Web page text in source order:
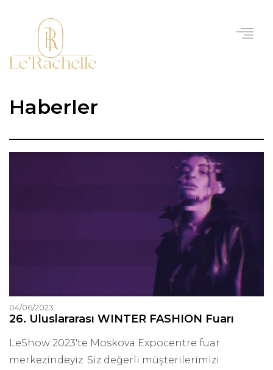
Haberler
04/06/2023
26. Uluslararası WINTER FASHION Fuarı
LeShow 2023'te Moskova Expocentre fuar
merkezindeyiz. Siz değerli müşterilerimizi